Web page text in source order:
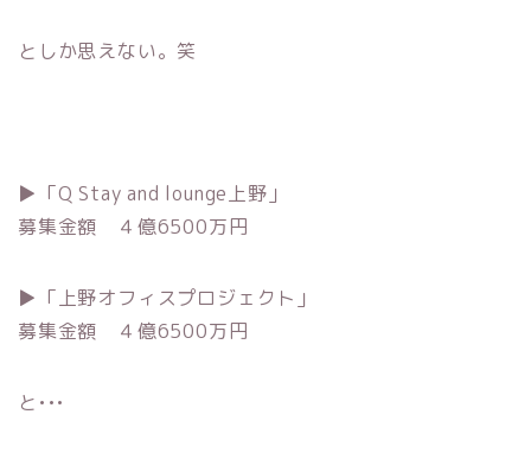
としか思えない。笑
▶︎「Q Stay and lounge上野」
募集金額 ４億6500万円
▶︎「上野オフィスプロジェクト」
募集金額 ４億6500万円
と•••